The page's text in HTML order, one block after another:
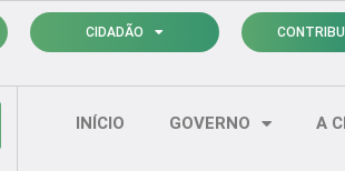
CIDADÃO
INÍCIO GOVERNO A